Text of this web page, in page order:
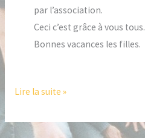
par l’association.
Ceci c’est grâce à vous tous.
Bonnes vacances les filles.
Lire la suite »